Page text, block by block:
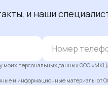
и наши
моих персональных данных ООО
и информационные материалы